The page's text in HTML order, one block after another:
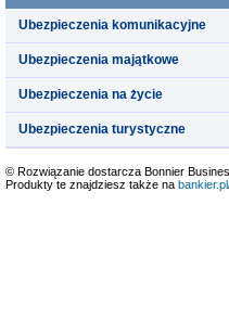
Ubezpieczenia komunikacyjne
Ubezpieczenia majątkowe
Ubezpieczenia na życie
Ubezpieczenia turystyczne
© Rozwiązanie dostarcza Bonnier
Produkty te znajdziesz także na